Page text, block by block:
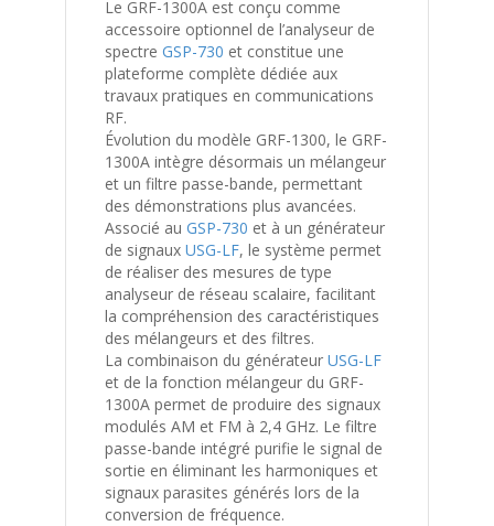
Le GRF-1300A est conçu comme
accessoire optionnel de l’analyseur de
spectre GSP-730 et constitue une
plateforme complète dédiée aux
travaux pratiques en communications
RF.
Évolution du modèle GRF-1300, le GRF-
1300A intègre désormais un mélangeur
et un filtre passe-bande, permettant
des démonstrations plus avancées.
Associé au GSP-730 et à un générateur
de signaux USG-LF, le système permet
de réaliser des mesures de type
analyseur de réseau scalaire, facilitant
la compréhension des caractéristiques
des mélangeurs et des filtres.
La combinaison du générateur USG-LF
et de la fonction mélangeur du GRF-
1300A permet de produire des signaux
modulés AM et FM à 2,4 GHz. Le filtre
passe-bande intégré purifie le signal de
sortie en éliminant les harmoniques et
signaux parasites générés lors de la
conversion de fréquence.